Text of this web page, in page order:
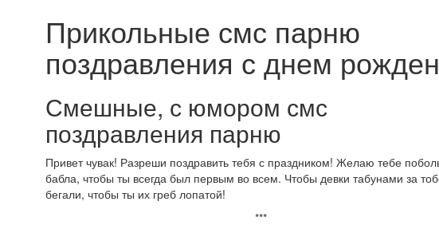
Прикольные смс парню
поздравления с днем
Смешные, с юмором смс
поздравления парню
Привет чувак! Разреши поздравить тебя с праздником! Желаю тебе
бабла, чтобы ты всегда был первым во всем. Чтобы девки табунами за
бегали, чтобы ты их греб лопатой!
***